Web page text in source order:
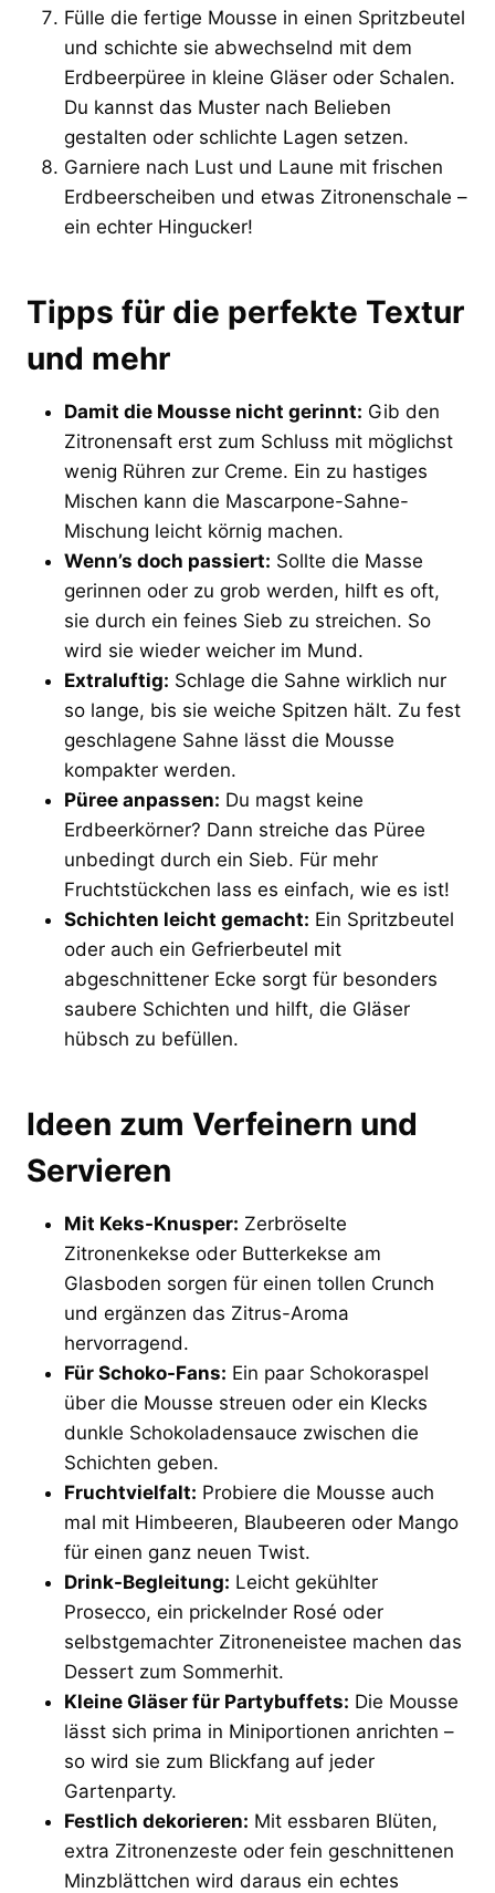
Fülle die fertige Mousse in einen Spritzbeutel
und schichte sie abwechselnd mit dem
Erdbeerpüree in kleine Gläser oder Schalen.
Du kannst das Muster nach Belieben
gestalten oder schlichte Lagen setzen.
Garniere nach Lust und Laune mit frischen
Erdbeerscheiben und etwas Zitronenschale –
ein echter Hingucker!
Tipps für die perfekte Textur
und mehr
Damit die Mousse nicht gerinnt: Gib den
Zitronensaft erst zum Schluss mit möglichst
wenig Rühren zur Creme. Ein zu hastiges
Mischen kann die Mascarpone-Sahne-
Mischung leicht körnig machen.
Wenn’s doch passiert: Sollte die Masse
gerinnen oder zu grob werden, hilft es oft,
sie durch ein feines Sieb zu streichen. So
wird sie wieder weicher im Mund.
Extraluftig: Schlage die Sahne wirklich nur
so lange, bis sie weiche Spitzen hält. Zu fest
geschlagene Sahne lässt die Mousse
kompakter werden.
Püree anpassen: Du magst keine
Erdbeerkörner? Dann streiche das Püree
unbedingt durch ein Sieb. Für mehr
Fruchtstückchen lass es einfach, wie es ist!
Schichten leicht gemacht: Ein Spritzbeutel
oder auch ein Gefrierbeutel mit
abgeschnittener Ecke sorgt für besonders
saubere Schichten und hilft, die Gläser
hübsch zu befüllen.
Ideen zum Verfeinern und
Servieren
Mit Keks-Knusper: Zerbröselte
Zitronenkekse oder Butterkekse am
Glasboden sorgen für einen tollen Crunch
und ergänzen das Zitrus-Aroma
hervorragend.
Für Schoko-Fans: Ein paar Schokoraspel
über die Mousse streuen oder ein Klecks
dunkle Schokoladensauce zwischen die
Schichten geben.
Fruchtvielfalt: Probiere die Mousse auch
mal mit Himbeeren, Blaubeeren oder Mango
für einen ganz neuen Twist.
Drink-Begleitung: Leicht gekühlter
Prosecco, ein prickelnder Rosé oder
selbstgemachter Zitroneneistee machen das
Dessert zum Sommerhit.
Kleine Gläser für Partybuffets: Die Mousse
lässt sich prima in Miniportionen anrichten –
so wird sie zum Blickfang auf jeder
Gartenparty.
Festlich dekorieren: Mit essbaren Blüten,
extra Zitronenzeste oder fein geschnittenen
Minzblättchen wird daraus ein echtes